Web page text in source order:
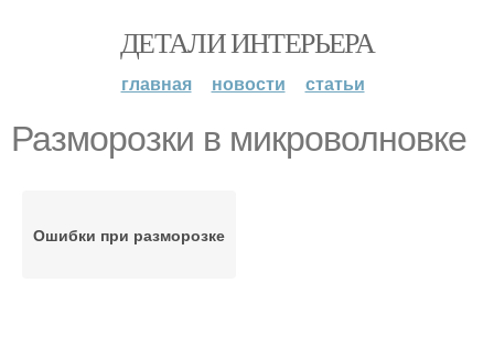
ДЕТАЛИ ИНТЕРЬЕРА
главная новости статьи
Разморозки в микроволновке
Ошибки при разморозке